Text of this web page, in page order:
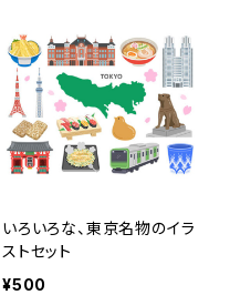
いろいろな、東京名物のイラ
ストセット
¥500